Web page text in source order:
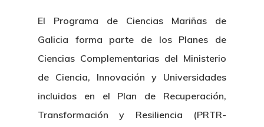
El Programa de Ciencias Mariñas de
Galicia forma parte de los Planes de
Ciencias Complementarias del Ministerio
de Ciencia, Innovación y Universidades
incluidos en el Plan de Recuperación,
Transformación y Resiliencia (PRTR-